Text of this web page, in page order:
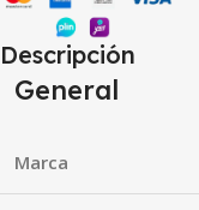
Descripción
General
Marca